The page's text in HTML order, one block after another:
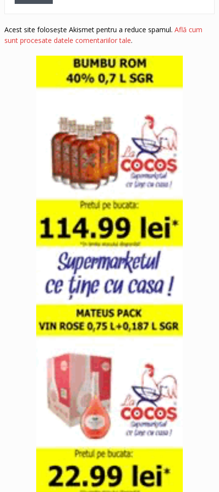
Acest site folosește Akismet pentru a reduce spamul. Află cum
sunt procesate datele comentariilor tale.